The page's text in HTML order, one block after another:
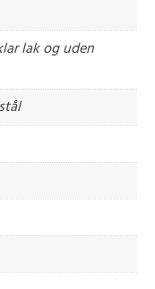
lak og uden